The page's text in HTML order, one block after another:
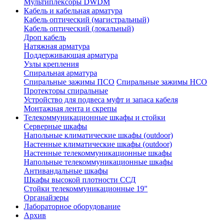
Кабель и кабельная арматура
Кабель оптический (магистральный)
Кабель оптический (локальный)
Дроп кабель
Натяжная арматура
Поддерживающая арматура
Узлы крепления
Спиральная арматура
Спиральные зажимы ПСО Спиральные зажимы НСО
Протекторы спиральные
Устройство для подвеса муфт и запаса кабеля
Монтажная лента и скрепы
Телекоммуникационные шкафы и стойки
Серверные шкафы
Напольные климатические шкафы (outdoor)
Настенные климатические шкафы (outdoor)
Настенные телекоммуникационные шкафы
Напольные телекоммуникационные шкафы
Антивандальные шкафы
Шкафы высокой плотности ССД
Стойки телекоммуникационные 19"
Органайзеры
Лабораторное оборудование
Архив